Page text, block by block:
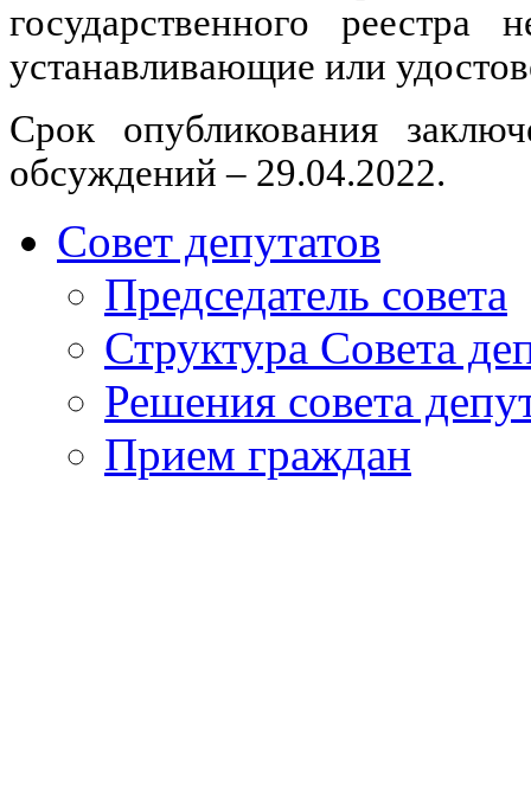
государственного
устанавливающие или
Срок опубликования
обсуждений – 29.04.2022.
Совет депутатов
Председатель совета
Структура Совета
Решения совета
Прием граждан